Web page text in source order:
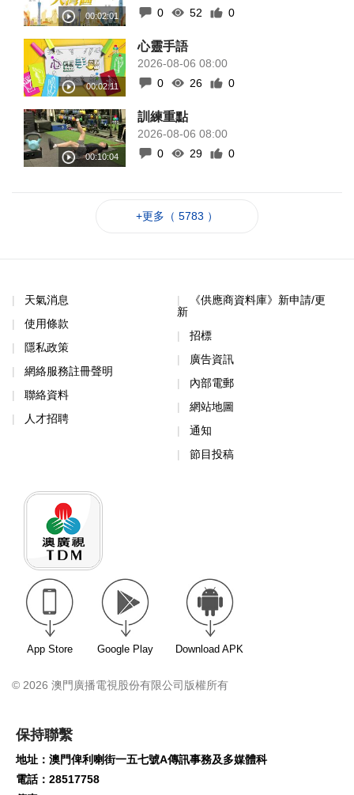
0
52 0
心靈手語
2026-08-06 08:00
0
26 0
訓練重點
2026-08-06 08:00
0
29 0
+更多（ 5783 ）
天氣消息
使用條款
隱私政策
網絡服務註冊聲明
聯絡資料
人才招聘
《供應商資料庫》新申請/更
新
招標
廣告資訊
內部電郵
網站地圖
通知
節目投稿
App Store Google Play Download APK
© 2026 澳門廣播電視股份有限公司版權所有
保持聯繫
地址：澳門俾利喇街一五七號A傳訊事務及多媒體科
電話：28517758